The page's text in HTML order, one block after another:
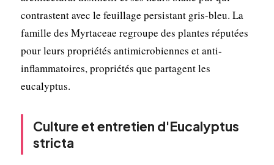
contrastent avec le feuillage persistant gris-bleu. La
famille des Myrtaceae regroupe des plantes réputées
pour leurs propriétés antimicrobiennes et anti-
inflammatoires, propriétés que partagent les
eucalyptus.
Culture et entretien d'Eucalyptus
stricta